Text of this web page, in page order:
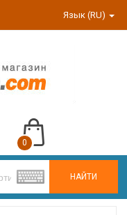
Язык (RU)
НАЙТИ
0